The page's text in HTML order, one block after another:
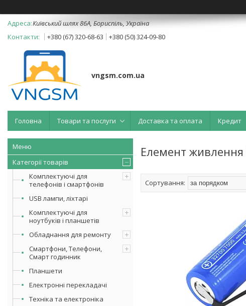
Київський шлях 86А, Бориспіль, Україна
+380 (67) 320-68-63
+380 (50) 324-09-80
vngsm.com.ua
Головна Товари та послуги Доставка та оплата Кредит
Категорії товарів
Комплектуючі для
телефонів і смартфонів
USB лампи, ліхтарі
Комплектуючі для
ноутбуків і планшетів
Обладнання для ремонту
Смартфони, Телефони,
Смарт годинник
Планшети
Електронні перекладачі
Техніка та електроніка
Елемент живлення